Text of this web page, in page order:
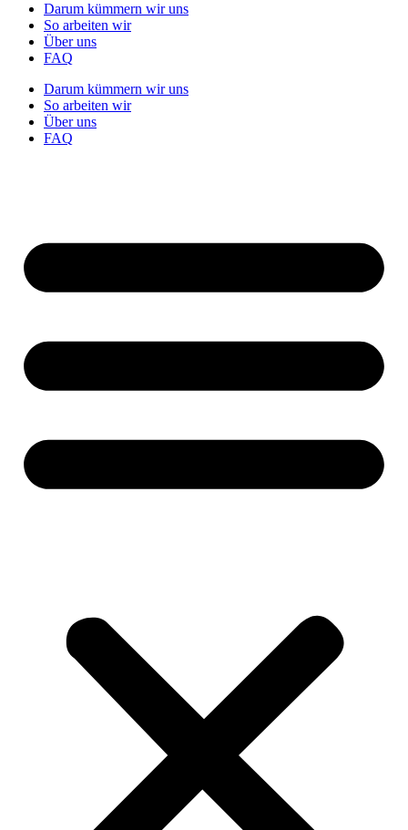
Darum kümmern wir uns
So arbeiten wir
Über uns
FAQ
Darum kümmern wir uns
So arbeiten wir
Über uns
FAQ